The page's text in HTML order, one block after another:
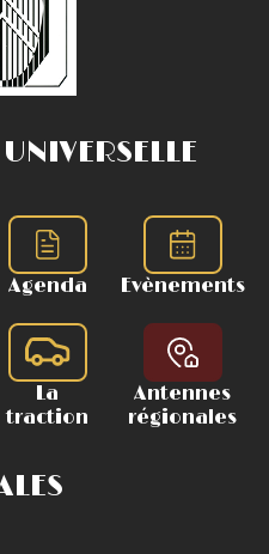
Agenda Evènements
La
traction
Antennes
régionales